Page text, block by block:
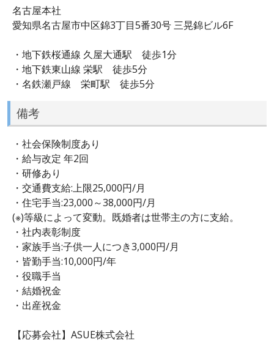
名古屋本社
愛知県名古屋市中区錦3丁目5番30号 三晃錦ビル6F
・地下鉄桜通線 久屋大通駅 徒歩1分
・地下鉄東山線 栄駅 徒歩5分
・名鉄瀬戸線 栄町駅 徒歩5分
備考
・社会保険制度あり
・給与改定 年2回
・研修あり
・交通費支給:上限25,000円/月
・住宅手当:23,000～38,000円/月
(※)等級によって変動。既婚者は世帯主の方に支給。
・社内表彰制度
・家族手当:子供一人につき3,000円/月
・皆勤手当:10,000円/年
・役職手当
・結婚祝金
・出産祝金
【応募会社】ASUE株式会社